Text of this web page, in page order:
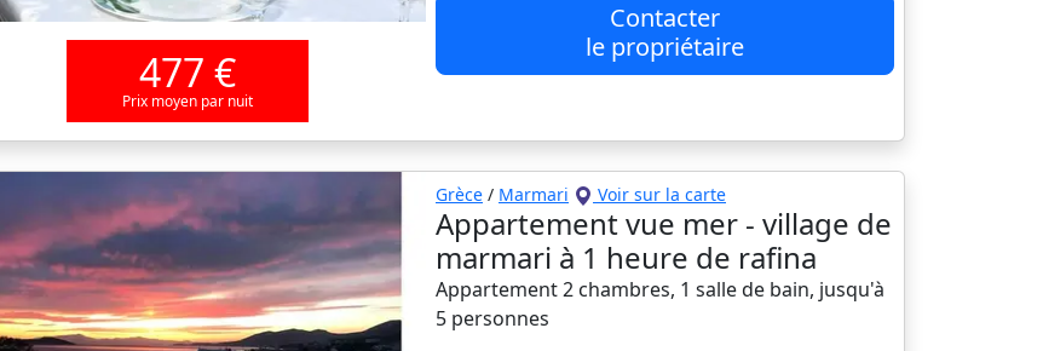
477 €
Prix moyen par nuit
Contacter
le propriétaire
Grèce / Marmari Voir sur la carte
Appartement vue mer - village de
marmari à 1 heure de rafina
Appartement 2 chambres, 1 salle de bain, jusqu'à
5 personnes